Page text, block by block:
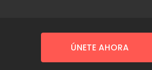
ÚNETE AHORA